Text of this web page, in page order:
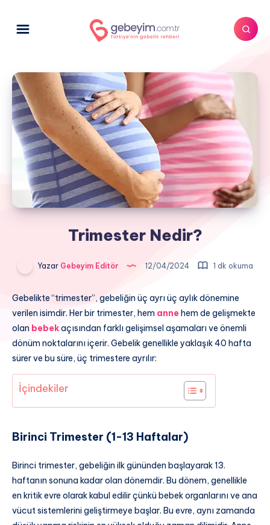
Trimester Nedir?
YazarGebeyim Editör 12/04/2024 1 dk okuma
Gebelikte “trimester”, gebeliğin üç ayrı üç aylık dönemine
verilen isimdir. Her bir trimester, hem anne hem de gelişmekte
olan bebekaçısından farklı gelişimsel aşamaları ve önemli
dönüm noktalarını içerir. Gebelik genellikle yaklaşık 40 hafta
sürer ve bu süre, üç trimestere ayrılır:
İçindekiler
Birinci Trimester (1-13 Haftalar)
Birinci trimester, gebeliğin ilk gününden başlayarak 13.
haftanın sonuna kadar olan dönemdir. Bu dönem, genellikle
en kritik evre olarak kabul edilir çünkü bebek organlarını ve ana
vücut sistemlerini geliştirmeye başlar. Bu evre, aynı zamanda